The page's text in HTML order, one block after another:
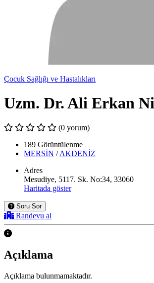
Çocuk Sağlığı ve Hastalıkları
Uzm. Dr. Ali Erkan
(0 yorum)
189 Görüntülenme
MERSİN /AKDENİZ
Adres
Mesudiye, 5117. Sk. No:34, 33060
Haritada göster
Soru Sor
Randevu al
Açıklama
Açıklama bulunmamaktadır.